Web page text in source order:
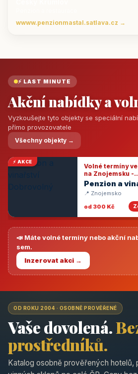
wwww.penzionmastal.satlava.cz →
⚡ LAST MINUTE
Akční nabídky a
Vyzkoušejte tyto objekty se speciální
přímo provozovatele
Všechny objekty →
⚡ AKCE
Volné termíny
na Znojemsku -
degustace vín
Penzion a
Dobrovolný
📍 Znojemsko
od 300 Kč
📣 Máte volné termíny nebo akční
sem.
Inzerovat akci →
OD ROKU 2004 · OSOBNĚ PROVĚŘENÉ
Vaše dovolená.
prostředníků.
Katalog osobně prověřených hotelů,